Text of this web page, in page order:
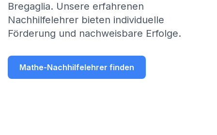
Bregaglia. Unsere erfahrenen
Nachhilfelehrer bieten individuelle
Förderung und nachweisbare Erfolge.
Mathe-Nachhilfelehrer finden